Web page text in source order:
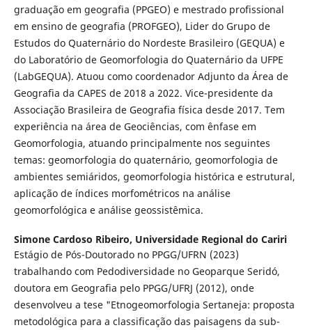
graduação em geografia (PPGEO) e mestrado profissional
em ensino de geografia (PROFGEO), Lider do Grupo de
Estudos do Quaternário do Nordeste Brasileiro (GEQUA) e
do Laboratório de Geomorfologia do Quaternário da UFPE
(LabGEQUA). Atuou como coordenador Adjunto da Área de
Geografia da CAPES de 2018 a 2022. Vice-presidente da
Associação Brasileira de Geografia física desde 2017. Tem
experiência na área de Geociências, com ênfase em
Geomorfologia, atuando principalmente nos seguintes
temas: geomorfologia do quaternário, geomorfologia de
ambientes semiáridos, geomorfologia histórica e estrutural,
aplicação de índices morfométricos na análise
geomorfológica e análise geossistêmica.
Simone Cardoso Ribeiro, Universidade Regional do Cariri
Estágio de Pós-Doutorado no PPGG/UFRN (2023)
trabalhando com Pedodiversidade no Geoparque Seridó,
doutora em Geografia pelo PPGG/UFRJ (2012), onde
desenvolveu a tese "Etnogeomorfologia Sertaneja: proposta
metodológica para a classificação das paisagens da sub-